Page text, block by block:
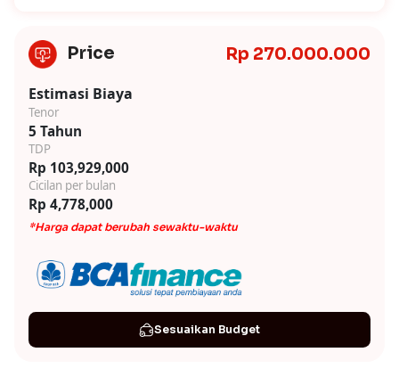
Price Rp 270.000.000
Estimasi Biaya
Tenor
5 Tahun
TDP
Rp 103,929,000
Cicilan per bulan
Rp 4,778,000
*Harga dapat berubah sewaktu-waktu
Sesuaikan Budget